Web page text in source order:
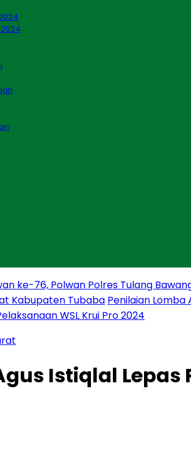
ke-76, Polwan Polres Tulang
Kabupaten Tubaba Penilaian Lomba
WSL Krui Pro 2024
Istiqlal Lepas